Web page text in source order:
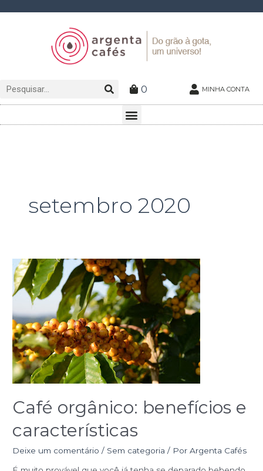
Pesquisar Pesquisar
0 MINHA CONTA
Menu
setembro 2020
Café orgânico: benefícios e
características
Deixe um comentário / Sem categoria / PorArgenta Cafés
Café
orgânico:
benefícios
características